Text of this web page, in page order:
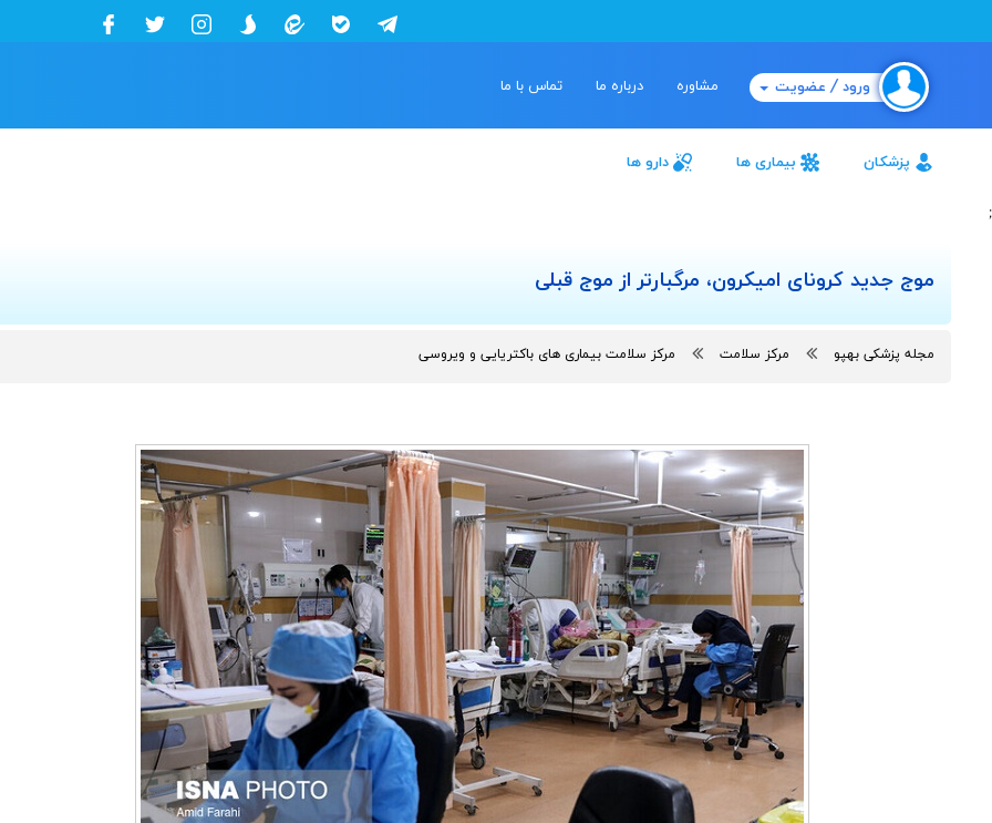
ورود / عضویت مشاوره درباره ما تماس با ما
پزشکان بیماری ها دارو ها
;
موج جدید کرونای امیکرون، مرگبارتر از موج قبلی
مجله پزشکی بهپو مرکز سلامت مرکز سلامت بیماری های باکتریایی و ویروسی